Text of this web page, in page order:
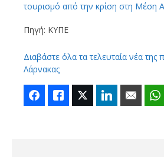
τουρισμό από την κρίση στη Μέση
Πηγή: ΚΥΠΕ
Διαβάστε όλα τα τελευταία νέα της
Λάρνακας
FacebookLike Twitter LinkedIn Email